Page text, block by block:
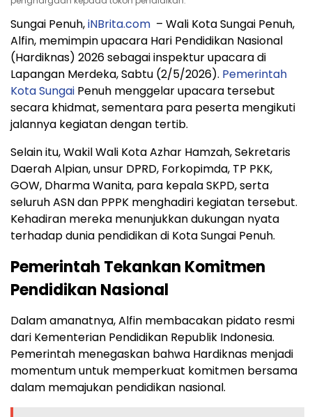
Sungai Penuh,iNBrita.com – Wali Kota Sungai Penuh,
Alfin, memimpin upacara Hari Pendidikan Nasional
(Hardiknas) 2026 sebagai inspektur upacara di
Lapangan Merdeka, Sabtu (2/5/2026). Pemerintah
Kota Sungai Penuh menggelar upacara tersebut
secara khidmat, sementara para peserta mengikuti
jalannya kegiatan dengan tertib.
Selain itu, Wakil Wali KotaAzhar Hamzah, Sekretaris
DaerahAlpian, unsur DPRD, Forkopimda, TP PKK,
GOW, Dharma Wanita, para kepala SKPD, serta
seluruh ASN dan PPPK menghadiri kegiatan tersebut.
Kehadiran mereka menunjukkan dukungan nyata
terhadap dunia pendidikan di Kota Sungai Penuh.
Pemerintah Tekankan Komitmen
Pendidikan Nasional
Dalam amanatnya, Alfin membacakan pidato resmi
dari Kementerian Pendidikan Republik Indonesia.
Pemerintah menegaskan bahwa Hardiknas menjadi
momentum untuk memperkuat komitmen bersama
dalam memajukan pendidikan nasional.